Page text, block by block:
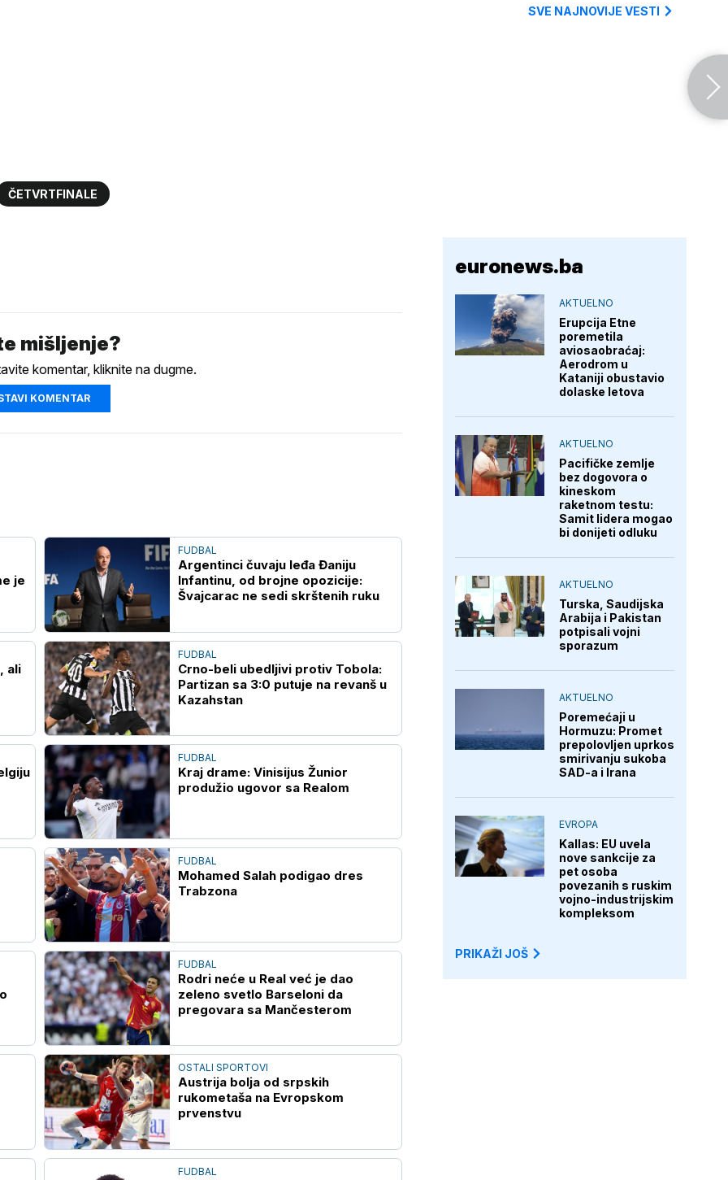
ČETVRTFINALE
mišljenje?
komentar, kliknite na dugme.
KOMENTAR
je
FUDBAL
Argentinci čuvaju leđa Đaniju
Infantinu, od brojne opozicije:
Švajcarac ne sedi skrštenih ruku
ali
FUDBAL
Crno-beli ubedljivi protiv Tobola:
Partizan sa 3:0 putuje na revanš u
Kazahstan
FUDBAL
Kraj drame: Vinisijus Žunior
produžio ugovor sa Realom
FUDBAL
Mohamed Salah podigao dres
Trabzona
FUDBAL
Rodri neće u Real već je dao
zeleno svetlo Barseloni da
pregovara sa Mančesterom
OSTALI SPORTOVI
Austrija bolja od srpskih
rukometaša na Evropskom
prvenstvu
FUDBAL
SVE NAJNOVIJE VESTI
euronews.ba
AKTUELNO
Erupcija Etne
poremetila
aviosaobraćaj:
Aerodrom u
Kataniji obustavio
dolaske letova
AKTUELNO
Pacifičke zemlje
bez dogovora o
kineskom
raketnom testu:
Samit lidera mogao
bi donijeti odluku
AKTUELNO
Turska, Saudijska
Arabija i Pakistan
potpisali vojni
sporazum
AKTUELNO
Poremećaji u
Hormuzu: Promet
prepolovljen uprkos
smirivanju sukoba
SAD-a i Irana
EVROPA
Kallas: EU uvela
nove sankcije za
pet osoba
povezanih s ruskim
vojno-industrijskim
kompleksom
PRIKAŽI JOŠ